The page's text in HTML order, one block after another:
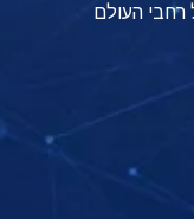
רחבי העולם